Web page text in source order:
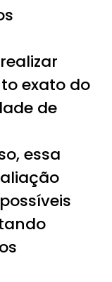
exato do
de
essa